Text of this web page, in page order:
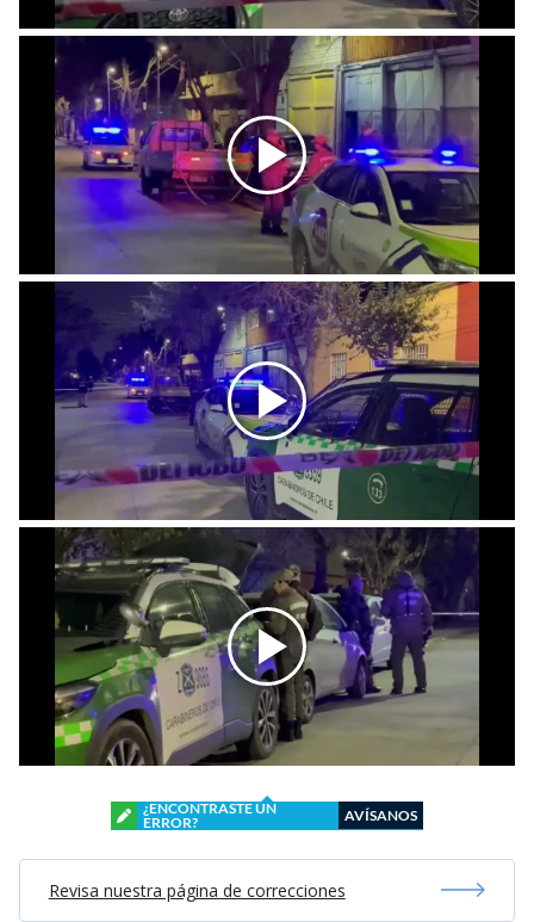
¿ENCONTRASTE UN
ERROR?
AVÍSANOS
Revisa nuestra página de correcciones